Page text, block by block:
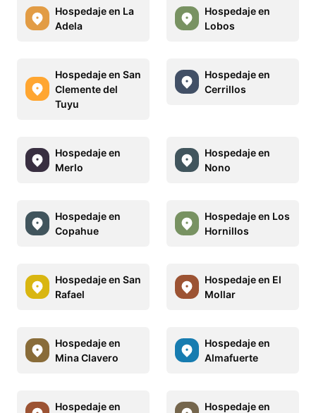
Hospedaje en La
Adela
Hospedaje en
Lobos
Hospedaje en San
Clemente del
Tuyu
Hospedaje en
Cerrillos
Hospedaje en
Merlo
Hospedaje en
Nono
Hospedaje en
Copahue
Hospedaje en Los
Hornillos
Hospedaje en San
Rafael
Hospedaje en El
Mollar
Hospedaje en
Mina Clavero
Hospedaje en
Almafuerte
Hospedaje en
Hospedaje en